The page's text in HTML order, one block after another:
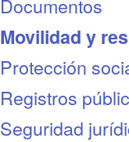
Documentos
Movilidad y
Protección
Registros
Seguridad